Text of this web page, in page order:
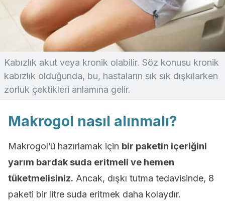
Kabızlık akut veya kronik olabilir. Söz konusu kronik
kabızlık olduğunda, bu, hastaların sık sık dışkılarken
zorluk çektikleri anlamına gelir.
Makrogol nasıl alınmalı?
Makrogol’ü hazırlamak için bir paketin içeriğini
yarım bardak suda eritmeli ve hemen
tüketmelisiniz. Ancak, dışkı tutma tedavisinde, 8
paketi bir litre suda eritmek daha kolaydır.